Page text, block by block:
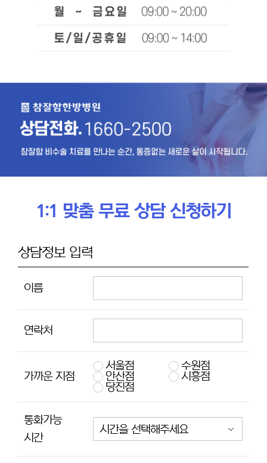
1:1 맞춤 무료 상담 신청하기
상담정보 입력
이름
연락처
가까운 지점
서울점
수원점
안산점
시흥점
당진점
통화가능
시간